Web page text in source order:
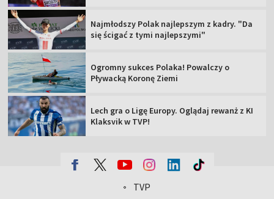
Najmłodszy Polak najlepszym z kadry. "Da
się ścigać z tymi najlepszymi"
Ogromny sukces Polaka! Powalczy o
Pływacką Koronę Ziemi
Lech gra o Ligę Europy. Oglądaj rewanż z KI
Klaksvik w TVP!
TVP